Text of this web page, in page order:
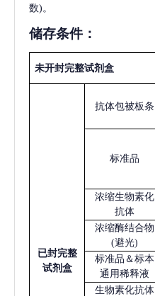
数)。
储存条件：
未开封完整试剂盒
已封完整
试剂盒
抗体包被板条
标准品
浓缩生物素化
抗体
浓缩酶结合物
(避光)
标准品＆标本
通用稀释液
生物素化抗体